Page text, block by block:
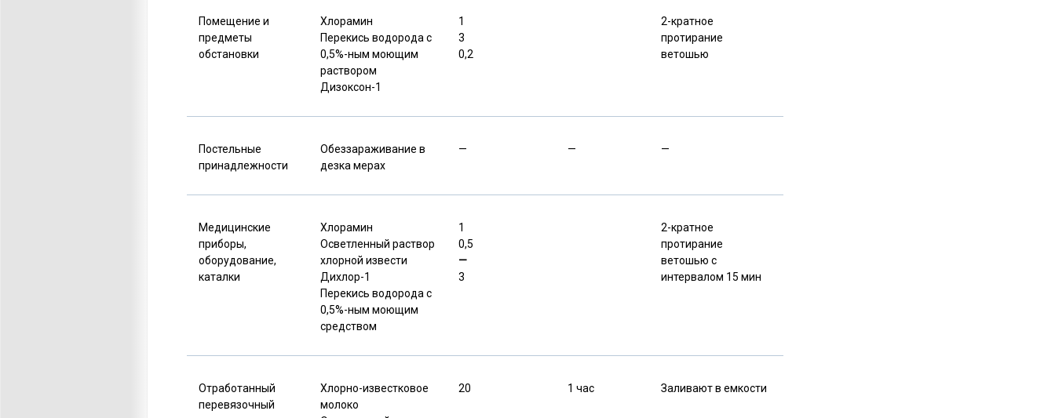
Помещение и
предметы
обстановки
Хлорамин
Перекись водорода с
0,5%-ным моющим
раствором
Дизоксон-1
1
3
0,2
2-кратное
протирание
ветошью
Постельные
принадлежности
Обеззараживание в
дезка мерах
— — —
Медицинские
приборы,
оборудование,
каталки
Хлорамин
Осветленный раствор
хлорной извести
Дихлор-1
Перекись водорода с
0,5%-ным моющим
средством
1
0,5
—
3
2-кратное
протирание
ветошью с
интервалом 15 мин
Отработанный
перевязочный
Хлорно-известковое
молоко
20 1 час Заливают в емкости